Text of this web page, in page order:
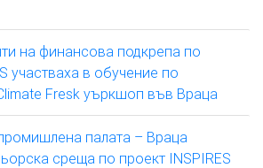
на финансова подкрепа по
участваха в обучение по
Fresk уъркшоп във Враца
палата – Враца
среща по проект INSPIRES